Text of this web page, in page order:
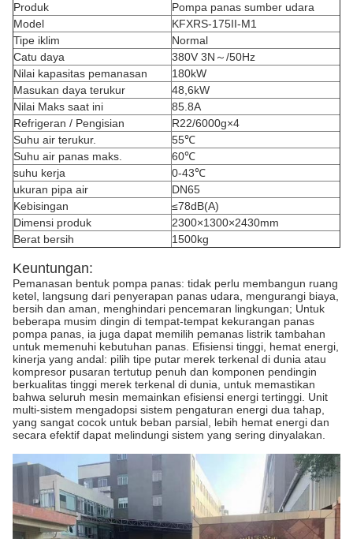
Produk
Pompa panas sumber udara
Model
KFXRS-175II-M1
Tipe iklim
Normal
Catu daya
380V 3N～/50Hz
Nilai kapasitas pemanasan
180kW
Masukan daya terukur
48,6kW
Nilai Maks saat ini
85.8A
Refrigeran / Pengisian
R22/6000g×4
Suhu air terukur.
55℃
Suhu air panas maks.
60℃
suhu kerja
0-43℃
ukuran pipa air
DN65
Kebisingan
≤78dB(A)
Dimensi produk
2300×1300×2430mm
Berat bersih
1500kg
Keuntungan:
Pemanasan bentuk pompa panas: tidak perlu membangun ruang
ketel, langsung dari penyerapan panas udara, mengurangi biaya,
bersih dan aman, menghindari pencemaran lingkungan; Untuk
beberapa musim dingin di tempat-tempat kekurangan panas
pompa panas, ia juga dapat memilih pemanas listrik tambahan
untuk memenuhi kebutuhan panas. Efisiensi tinggi, hemat energi,
kinerja yang andal: pilih tipe putar merek terkenal di dunia atau
kompresor pusaran tertutup penuh dan komponen pendingin
berkualitas tinggi merek terkenal di dunia, untuk memastikan
bahwa seluruh mesin memainkan efisiensi energi tertinggi. Unit
multi-sistem mengadopsi sistem pengaturan energi dua tahap,
yang sangat cocok untuk beban parsial, lebih hemat energi dan
secara efektif dapat melindungi sistem yang sering dinyalakan.